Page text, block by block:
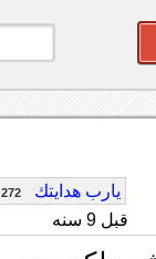
يارب هدايتك 272
قبل 9 سنه